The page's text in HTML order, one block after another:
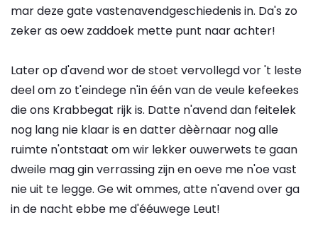
mar deze gate vastenavendgeschiedenis in. Da's zo
zeker as oew zaddoek mette punt naar achter!
Later op d'avend wor de stoet vervollegd vor 't leste
deel om zo t'eindege n'in één van de veule kefeekes
die ons Krabbegat rijk is. Datte n'avend dan feitelek
nog lang nie klaar is en datter dèèrnaar nog alle
ruimte n'ontstaat om wir lekker ouwerwets te gaan
dweile mag gin verrassing zijn en oeve me n'oe vast
nie uit te legge. Ge wit ommes, atte n'avend over ga
in de nacht ebbe me d'ééuwege Leut!